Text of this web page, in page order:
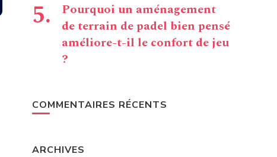
Pourquoi un aménagement
de terrain de padel bien pensé
améliore-t-il le confort de jeu
?
COMMENTAIRES RÉCENTS
ARCHIVES